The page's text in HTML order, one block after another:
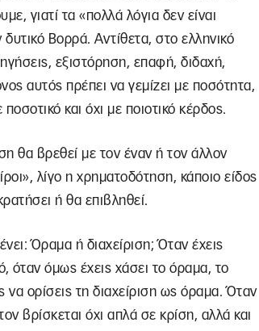
γιατί τα «πολλά λόγια δεν είναι
Βορρά. Αντίθετα, στο ελληνικό
εξιστόρηση, επαφή, διδαχή,
αυτός πρέπει να γεμίζει με ποσότητα,
και όχι με ποιοτικό κέρδος.
θα βρεθεί με τον έναν ή τον άλλον
λίγο η χρηματοδότηση, κάποιο είδος
ή θα επιβληθεί.
Όραμα ή διαχείριση; Όταν έχεις
όταν όμως έχεις χάσει το όραμα, το
ορίσεις τη διαχείριση ως όραμα. Όταν
βρίσκεται όχι απλά σε κρίση, αλλά και